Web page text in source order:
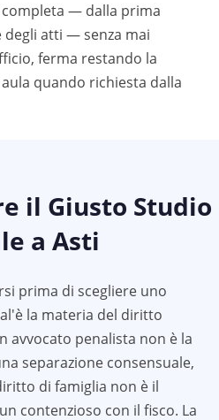
— dalla prima
degli atti — senza mai
ferma restando la
quando richiesta dalla
il Giusto Studio
a Asti
prima di scegliere uno
la materia del diritto
avvocato penalista non è la
separazione consensuale,
di famiglia non è il
contenzioso con il fisco. La